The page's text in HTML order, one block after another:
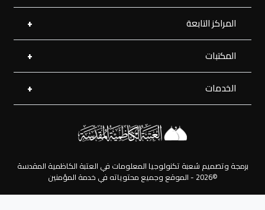
العتبة العلوية المقدسة
العتبة الحسينية المقدسة
العتبة الرضوية المقدسة
العتبة العسكرية المقدسة
العتبة العباسية المقدسة
المراكز التابعة
مركز القرآن الكريم
مركز إحياء التراث
مركز جود الجوادين لللإغاثة
المكتبات
المكتبة الإلكترونية
المكتبة الصوتية
المكتبة الفديوية
المكتبة الصورية
الخدمات
الرحلات
برمجة وتصميم شعبة تكنولوجيا المعلومات في العتبة الكاظمية المقدسة
©2026 - الموقع وجميع محتوياته في خدمة المؤمنين